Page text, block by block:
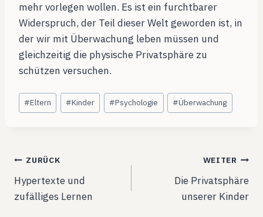
mehr vorlegen wollen. Es ist ein furchtbarer
Widerspruch, der Teil dieser Welt geworden ist, in
der wir mit Überwachung leben müssen und
gleichzeitig die physische Privatsphäre zu
schützen versuchen.
Schlagworte:
#Eltern #Kinder #Psychologie #Überwachung
Beitragsnavigation
ZURÜCK
Hypertexte und
zufälliges Lernen
WEITER
Die Privatsphäre
unserer Kinder